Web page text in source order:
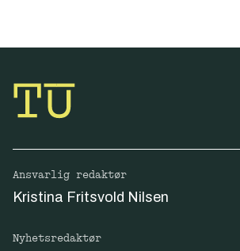
Ansvarlig redaktør
Kristina Fritsvold Nilsen
Nyhetsredaktør